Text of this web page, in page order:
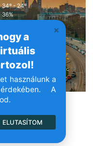
a
használunk a
A
ELUTASÍTOM
34º - 24º
36%
35 ℃
sze
℃